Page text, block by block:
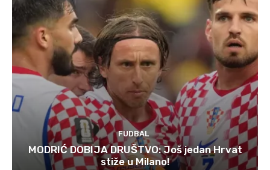
FUDBAL
MODRIĆ DOBIJA DRUŠTVO: Još jedan Hrvat
stiže u Milano!